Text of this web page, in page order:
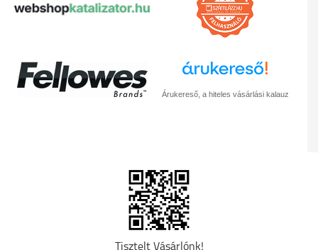
Árukereső, a hiteles vásárlási kalauz
Tisztelt Vásárlónk!